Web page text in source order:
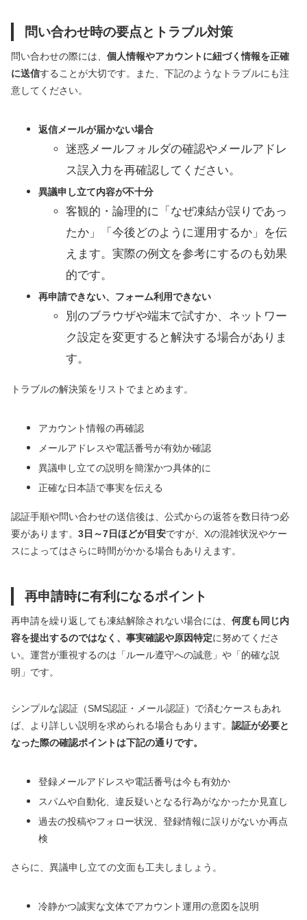
問い合わせ時の要点とトラブル対策
問い合わせの際には、 個人情報やアカウントに紐づく情報を正確
に送信することが大切です。また、下記のようなトラブルにも注
意してください。
返信メールが届かない場合
迷惑メールフォルダの確認やメールアドレ
ス誤入力を再確認してください。
異議申し立て内容が不十分
客観的・論理的に「なぜ凍結が誤りであっ
たか」「今後どのように運用するか」を伝
えます。実際の例文を参考にするのも効果
的です。
再申請できない、フォーム利用できない
別のブラウザや端末で試すか、ネットワー
ク設定を変更すると解決する場合がありま
す。
トラブルの解決策をリストでまとめます。
アカウント情報の再確認
メールアドレスや電話番号が有効か確認
異議申し立ての説明を簡潔かつ具体的に
正確な日本語で事実を伝える
認証手順や問い合わせの送信後は、公式からの返答を数日待つ必
要があります。 3日～7日ほどが目安ですが、Xの混雑状況やケー
スによってはさらに時間がかかる場合もありえます。
再申請時に有利になるポイント
再申請を繰り返しても凍結解除されない場合には、 何度も同じ内
容を提出するのではなく、事実確認や原因特定に努めてくださ
い。運営が重視するのは「ルール遵守への誠意」や「的確な説
明」です。
シンプルな認証（SMS認証・メール認証）で済むケースもあれ
ば、より詳しい説明を求められる場合もあります。 認証が必要と
なった際の確認ポイントは下記の通りです。
登録メールアドレスや電話番号は今も有効か
スパムや自動化、違反疑いとなる行為がなかったか見直し
過去の投稿やフォロー状況、登録情報に誤りがないか再点
検
さらに、異議申し立ての文面も工夫しましょう。
冷静かつ誠実な文体でアカウント運用の意図を説明